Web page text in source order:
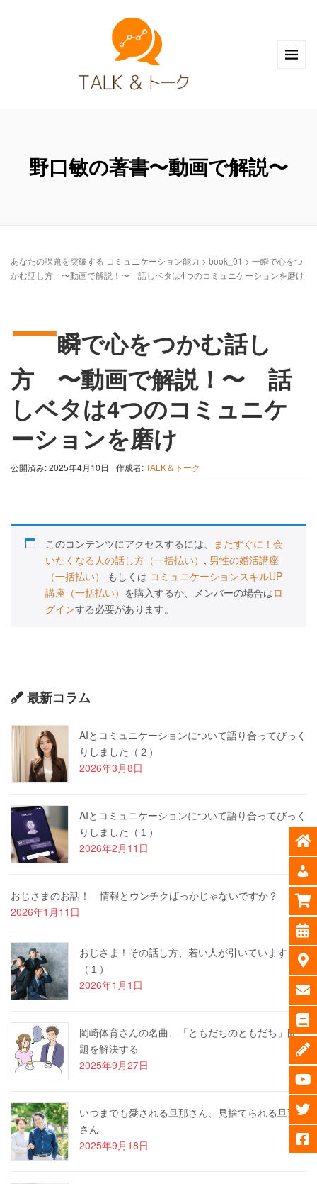
野口敏の著書〜動画で解説〜
あなたの課題を突破する コミュニケーション能力 > book_01 > 一瞬で心をつ
かむ話し方 〜動画で解説！〜 話しベタは4つのコミュニケーションを磨け
一瞬で心をつかむ話し
方 〜動画で解説！〜 話
しベタは4つのコミュニケ
ーションを磨け
公開済み: 2025年4月10日 作成者:TALK＆トーク
このコンテンツにアクセスするには、 またすぐに！会
いたくなる人の話し方（一括払い） , 男性の婚活講座
（一括払い）
もしくは コミュニケーションスキルUP
講座（一括払い） を購入するか、メンバーの場合はロ
グインする必要があります。
最新コラム
AIとコミュニケーションについて語り合ってびっく
りしました（２）
2026年3月8日
AIとコミュニケーションについて語り合ってびっく
りしました（１）
2026年2月11日
おじさまのお話！ 情報とウンチクばっかじゃないですか？
2026年1月11日
おじさま！その話し方、若い人が引いています
（１）
2026年1月1日
岡崎体育さんの名曲、「ともだちのともだち」問
題を解決する
2025年9月27日
いつまでも愛される旦那さん、見捨てられる旦那
さん
2025年9月18日